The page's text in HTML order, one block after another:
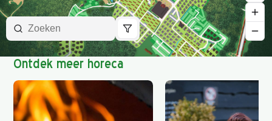
INTERACTIEVE PLATTEGROND
Ontdek Duinrell
Ontdek meer horeca